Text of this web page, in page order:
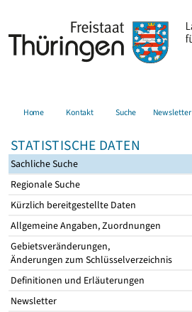
Home Kontakt Suche Newsletter
STATISTISCHE DATEN
Sachliche Suche
Regionale Suche
Kürzlich bereitgestellte Daten
Allgemeine Angaben, Zuordnungen
Gebietsveränderungen,
Änderungen zum Schlüsselverzeichnis
Definitionen und Erläuterungen
Newsletter